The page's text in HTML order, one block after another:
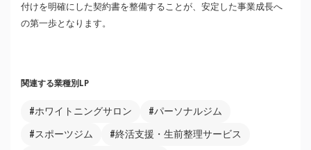
付けを明確にした契約書を整備することが、安定した事業成長へ
の第一歩となります。
関連する業種別LP
#ホワイトニングサロン #パーソナルジム
#スポーツジム #終活支援・生前整理サービス